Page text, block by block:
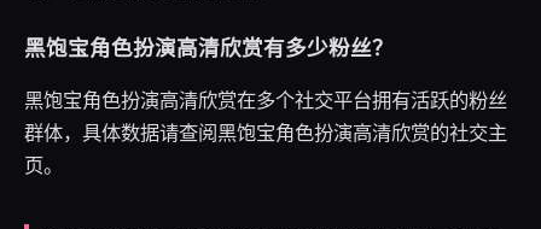
黑饱宝角色扮演高清欣赏有多少粉丝？
黑饱宝角色扮演高清欣赏在多个社交平台拥有活跃的粉丝
群体，具体数据请查阅黑饱宝角色扮演高清欣赏的社交主
页。